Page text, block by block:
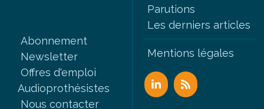
Parutions
Les derniers articles
Abonnement
Newsletter
Offres d'emploi
Audioprothésistes
Nous contacter
Mentions légales